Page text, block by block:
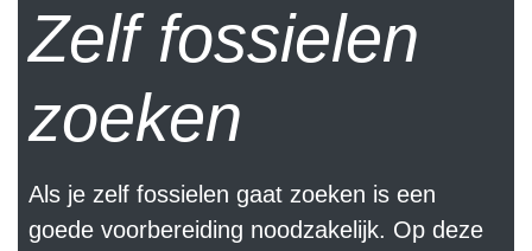
Zelf fossielen
zoeken
Als je zelf fossielen gaat zoeken is een
goede voorbereiding noodzakelijk. Op deze